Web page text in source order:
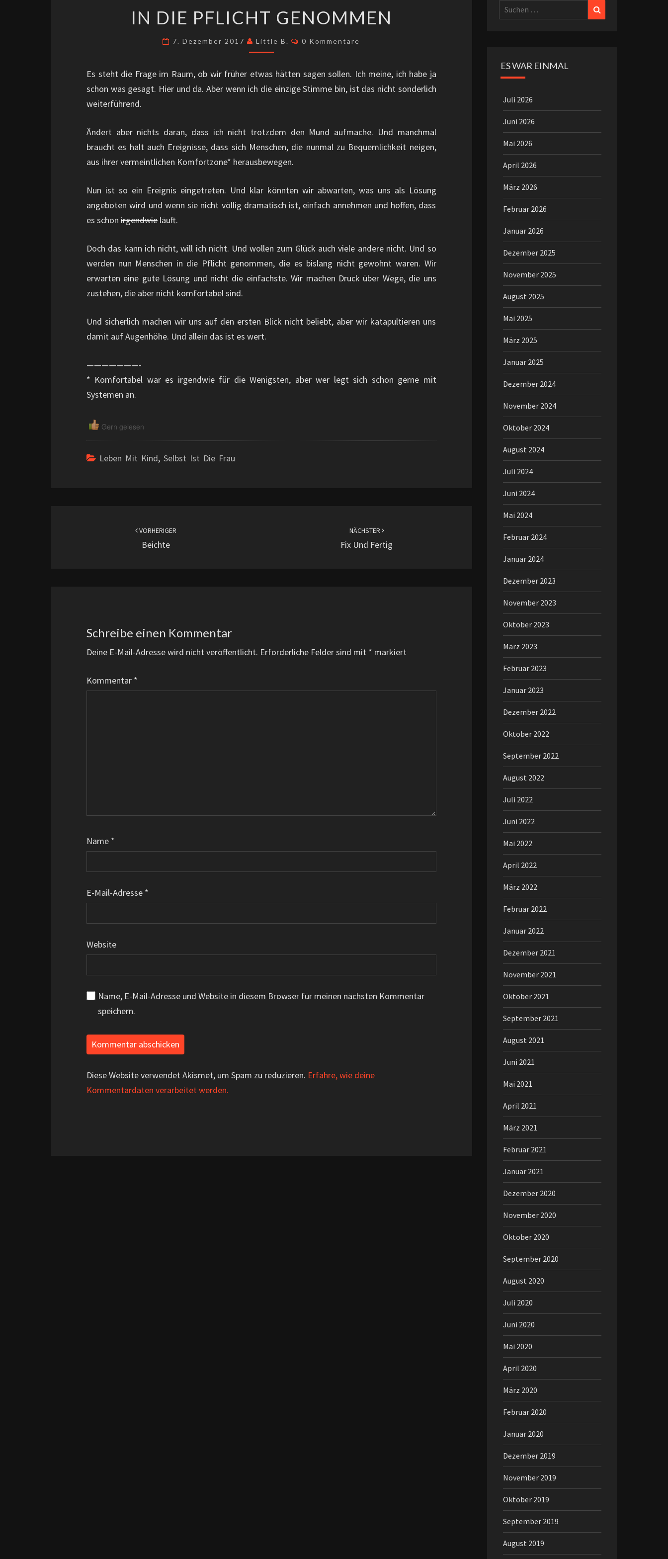
IN DIE PFLICHT GENOMMEN
7. Dezember 2017 Little B. Kommentare
0 Kommentare
Es steht die Frage im Raum, ob wir früher etwas hätten sagen sollen. Ich meine, ich habe ja
schon was gesagt. Hier und da. Aber wenn ich die einzige Stimme bin, ist das nicht sonderlich
weiterführend.
Ändert aber nichts daran, dass ich nicht trotzdem den Mund aufmache. Und manchmal
braucht es halt auch Ereignisse, dass sich Menschen, die nunmal zu Bequemlichkeit neigen,
aus ihrer vermeintlichen Komfortzone* herausbewegen.
Nun ist so ein Ereignis eingetreten. Und klar könnten wir abwarten, was uns als Lösung
angeboten wird und wenn sie nicht völlig dramatisch ist, einfach annehmen und hoffen, dass
es schon irgendwie läuft.
Doch das kann ich nicht, will ich nicht. Und wollen zum Glück auch viele andere nicht. Und so
werden nun Menschen in die Pflicht genommen, die es bislang nicht gewohnt waren. Wir
erwarten eine gute Lösung und nicht die einfachste. Wir machen Druck über Wege, die uns
zustehen, die aber nicht komfortabel sind.
Und sicherlich machen wir uns auf den ersten Blick nicht beliebt, aber wir katapultieren uns
damit auf Augenhöhe. Und allein das ist es wert.
———————-
* Komfortabel war es irgendwie für die Wenigsten, aber wer legt sich schon gerne mit
Systemen an.
Gern gelesen
Leben Mit Kind, Selbst Ist Die Frau
VORHERIGER
Beichte
NÄCHSTER
Fix Und Fertig
Schreibe einen Kommentar
Deine E-Mail-Adresse wird nicht veröffentlicht. Erforderliche Felder sind mit * markiert
Kommentar *
Name *
E-Mail-Adresse *
Website
Name, E-Mail-Adresse und Website in diesem Browser für meinen nächsten Kommentar
speichern.
Diese Website verwendet Akismet, um Spam zu reduzieren. Erfahre, wie deine
Kommentardaten verarbeitet werden.
Suchen
nach:
ES WAR EINMAL
Juli 2026
Juni 2026
Mai 2026
April 2026
März 2026
Februar 2026
Januar 2026
Dezember 2025
November 2025
August 2025
Mai 2025
März 2025
Januar 2025
Dezember 2024
November 2024
Oktober 2024
August 2024
Juli 2024
Juni 2024
Mai 2024
Februar 2024
Januar 2024
Dezember 2023
November 2023
Oktober 2023
März 2023
Februar 2023
Januar 2023
Dezember 2022
Oktober 2022
September 2022
August 2022
Juli 2022
Juni 2022
Mai 2022
April 2022
März 2022
Februar 2022
Januar 2022
Dezember 2021
November 2021
Oktober 2021
September 2021
August 2021
Juni 2021
Mai 2021
April 2021
März 2021
Februar 2021
Januar 2021
Dezember 2020
November 2020
Oktober 2020
September 2020
August 2020
Juli 2020
Juni 2020
Mai 2020
April 2020
März 2020
Februar 2020
Januar 2020
Dezember 2019
November 2019
Oktober 2019
September 2019
August 2019